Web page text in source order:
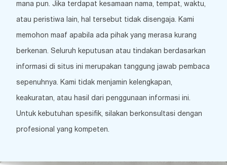
mana pun. Jika terdapat kesamaan nama, tempat, waktu,
atau peristiwa lain, hal tersebut tidak disengaja. Kami
memohon maaf apabila ada pihak yang merasa kurang
berkenan. Seluruh keputusan atau tindakan berdasarkan
informasi di situs ini merupakan tanggung jawab pembaca
sepenuhnya. Kami tidak menjamin kelengkapan,
keakuratan, atau hasil dari penggunaan informasi ini.
Untuk kebutuhan spesifik, silakan berkonsultasi dengan
profesional yang kompeten.